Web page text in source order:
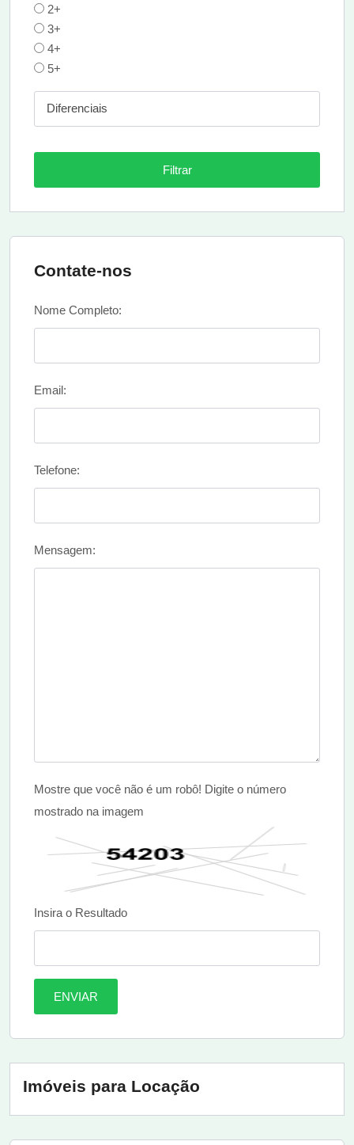
2+
3+
4+
5+
Diferenciais
Filtrar
Contate-nos
Nome Completo:
Email:
Telefone:
Mensagem:
Mostre que você não é um robô! Digite o número
mostrado na imagem
Insira o Resultado
ENVIAR
Imóveis para Locação